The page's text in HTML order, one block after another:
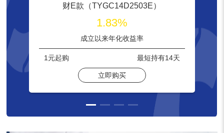
财E款（TYGC14D2503E）
1.83%
成立以来年化收益率
1元起购 最短持有14天
立即购买